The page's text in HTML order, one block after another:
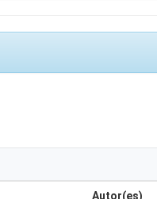
Autor(es)